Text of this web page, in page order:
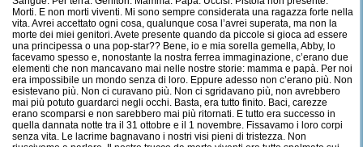
Morti. E non morti viventi. Mi sono sempre considerata una ragazza forte nella
vita. Avrei accettato ogni cosa, qualunque cosa l’avrei superata, ma non la
morte dei miei genitori. Avete presente quando da piccole si gioca ad essere
una principessa o una pop-star?? Bene, io e mia sorella gemella, Abby, lo
facevamo spesso e, nonostante la nostra ferrea immaginazione, c’erano due
elementi che non mancavano mai nelle nostre storie: mamma e papà. Per noi
era impossibile un mondo senza di loro. Eppure adesso non c’erano più. Non
esistevano più. Non ci curavano più. Non ci sgridavano più, non avrebbero
mai più potuto guardarci negli occhi. Basta, era tutto finito. Baci, carezze
erano scomparsi e non sarebbero mai più ritornati. E tutto era successo in
quella dannata notte tra il 31 ottobre e il 1 novembre. Fissavamo i loro corpi
senza vita. Le lacrime bagnavano i nostri visi pieni di tristezza. Non